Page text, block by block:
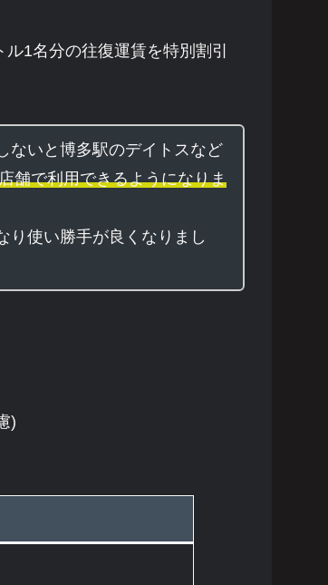
1名分の往復運賃を特別割引
ないと博多駅のデイトスなど
舗で利用できるようになりま
り使い勝手が良くなりまし
)